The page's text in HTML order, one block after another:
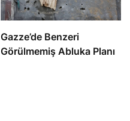
​​​​​​​Gazze’de Benzeri
Görülmemiş Abluka Planı